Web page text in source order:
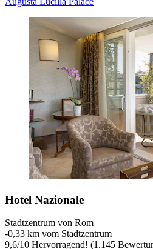
Hotel Nazionale
Stadtzentrum von Rom
‐0,33 km vom Stadtzentrum
9,6/10 Hervorragend! (1.145